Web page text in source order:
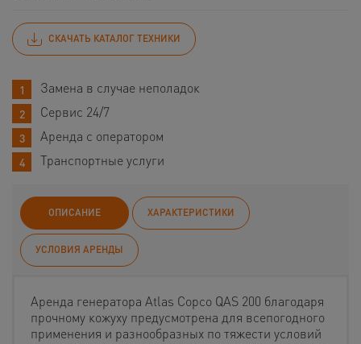
СКАЧАТЬ КАТАЛОГ ТЕХНИКИ
Замена в случае неполадок
Сервис 24/7
Аренда с оператором
Транспортные услуги
ОПИСАНИЕ ХАРАКТЕРИСТИКИ
УСЛОВИЯ АРЕНДЫ
Аренда генератора Atlas Copco QAS 200 благодаря
прочному кожуху предусмотрена для всепогодного
применения и разнообразных по тяжести условий